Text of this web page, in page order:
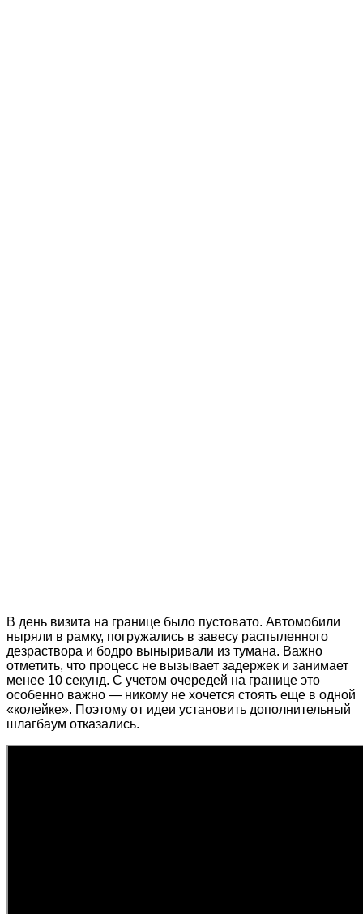
В день визита на границе было пустовато. Автомобили
ныряли в рамку, погружались в завесу распыленного
дезраствора и бодро выныривали из тумана. Важно
отметить, что процесс не вызывает задержек и занимает
менее 10 секунд. С учетом очередей на границе это
особенно важно — никому не хочется стоять еще в одной
«колейке». Поэтому от идеи установить дополнительный
шлагбаум отказались.